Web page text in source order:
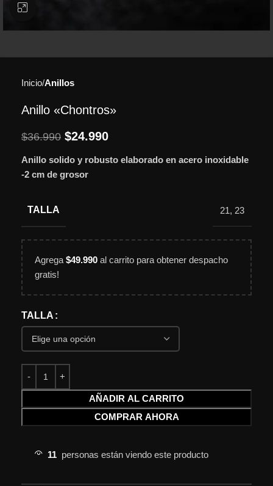
Inicio Anillos
Anillo «Chontros»
$36.990 $24.990
Anillo solido y robusto elaborado en acero inoxidable
-2 cm de grosor
TALLA 21, 23
Agrega $49.990 al carrito para obtener despacho
gratis!
TALLA
AÑADIR AL CARRITO
COMPRAR AHORA
11 personas están viendo este producto